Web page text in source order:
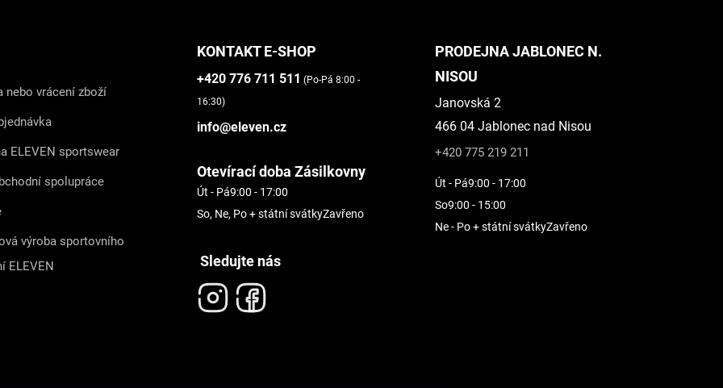
nebo vrácení zboží
ELEVEN sportswear
spolupráce
výroba sportovního
ELEVEN
KONTAKT E-SHOP
+420 776 711 511 (Po-Pá 8:00 -
16:30)
info@eleven.cz
Otevírací doba Zásilkovny
Út - Pá9:00 - 17:00
So, Ne, Po + státní svátkyZavřeno
Sledujte nás
PRODEJNA JABLONEC N.
NISOU
Janovská 2
466 04 Jablonec nad Nisou
+420 775 219 211
Út - Pá9:00 - 17:00
So9:00 - 15:00
Ne - Po + státní svátkyZavřeno